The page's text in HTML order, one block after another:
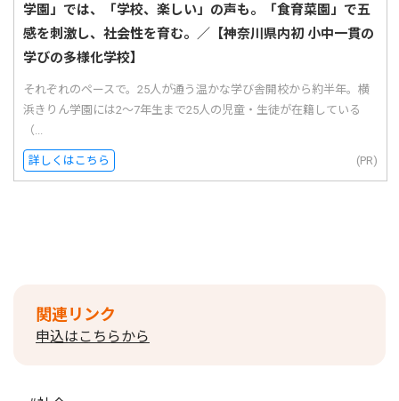
学園」では、「学校、楽しい」の声も。「食育菜園」で五
感を刺激し、社会性を育む。／【神奈川県内初 小中一貫の
学びの多様化学校】
それぞれのペースで。25人が通う温かな学び舎開校から約半年。横
浜きりん学園には2〜7年生まで25人の児童・生徒が在籍している
（...
詳しくはこちら (PR)
関連リンク
申込はこちらから